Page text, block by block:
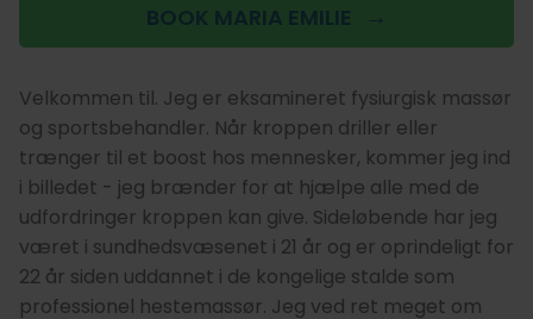
BOOK MARIA EMILIE
Velkommen til. Jeg er eksamineret fysiurgisk massør
og sportsbehandler. Når kroppen driller eller
trænger til et boost hos mennesker, kommer jeg ind
i billedet - jeg brænder for at hjælpe alle med de
udfordringer kroppen kan give. Sideløbende har jeg
været i sundhedsvæsenet i 21 år og er oprindeligt for
22 år siden uddannet i de kongelige stalde som
professionel hestemassør. Jeg ved ret meget om